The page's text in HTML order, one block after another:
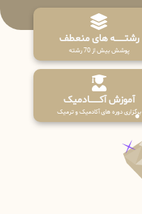
رشتـــــــه های منعطف
پوشش بیش از 70 رشته
آموزش آکـــــــادمیک
برگزاری دوره های آکادمیک و ترمیک